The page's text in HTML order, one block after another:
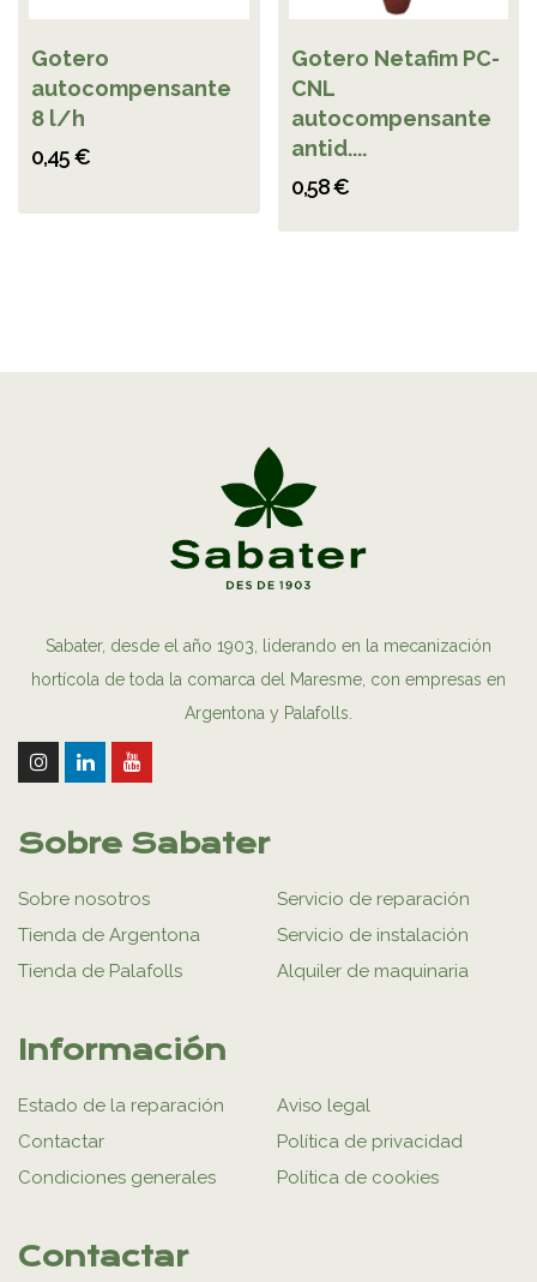
Gotero
autocompensante
8 l/h
0,45 €
Gotero Netafim PC-
CNL
autocompensante
antid....
0,58 €
Sabater, desde el año 1903, liderando en la mecanización
hortícola de toda la comarca del Maresme, con empresas en
Argentona y Palafolls.
Sobre Sabater
Sobre nosotros
Tienda de Argentona
Tienda de Palafolls
Servicio de reparación
Servicio de instalación
Alquiler de maquinaria
Información
Estado de la reparación
Contactar
Condiciones generales
Aviso legal
Política de privacidad
Política de cookies
Contactar